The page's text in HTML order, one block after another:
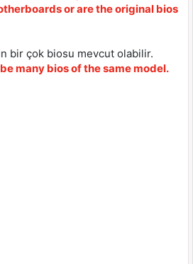
or are the original bios
bir çok biosu mevcut olabilir.
many bios of the same model.